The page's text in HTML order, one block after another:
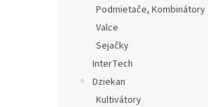
Podmietače, Kombinátory
Valce
Sejačky
InterTech
Dziekan
Kultivátory